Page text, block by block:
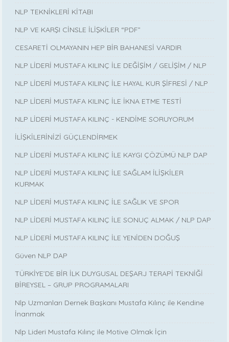
NLP TEKNİKLERİ KİTABI
NLP VE KARŞI CİNSLE İLİŞKİLER “PDF”
CESARETİ OLMAYANIN HEP BİR BAHANESİ VARDIR
NLP LİDERİ MUSTAFA KILINÇ İLE DEĞİŞİM / GELİŞİM / NLP
NLP LİDERİ MUSTAFA KILINÇ İLE HAYAL KUR ŞİFRESİ / NLP
NLP LİDERİ MUSTAFA KILINÇ İLE İKNA ETME TESTİ
NLP LİDERİ MUSTAFA KILINÇ - KENDİME SORUYORUM
İLİŞKİLERİNİZİ GÜÇLENDİRMEK
NLP LİDERİ MUSTAFA KILINÇ İLE KAYGI ÇÖZÜMÜ NLP DAP
NLP LİDERİ MUSTAFA KILINÇ İLE SAĞLAM İLİŞKİLER
KURMAK
NLP LİDERİ MUSTAFA KILINÇ İLE SAĞLIK VE SPOR
NLP LİDERİ MUSTAFA KILINÇ İLE SONUÇ ALMAK / NLP DAP
NLP LİDERİ MUSTAFA KILINÇ İLE YENİDEN DOĞUŞ
Güven NLP DAP
TÜRKİYE’DE BİR İLK DUYGUSAL DEŞARJ TERAPİ TEKNİĞİ
BİREYSEL – GRUP PROGRAMALARI
Nlp Uzmanları Dernek Başkanı Mustafa Kılınç ile Kendine
İnanmak
Nlp Lideri Mustafa Kılınç ile Motive Olmak İçin